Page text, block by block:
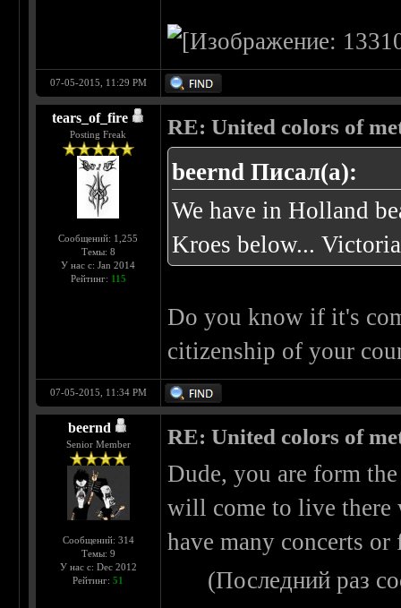
07-05-2015, 11:29 PM
tears_of_fire
Posting Freak
Сообщений: 1,255
Темы: 8
У нас с: Jan 2014
Рейтинг: 115
RE: United colors of
beernd Писал(а):
We have in Holland
Kroes below...
Do you know if it's
citizenship of your
07-05-2015, 11:34 PM
beernd
Senior Member
Сообщений: 314
Темы: 9
У нас с: Dec 2012
Рейтинг:51
RE: United colors of
Dude, you are form
will come to live there
have many concerts or
(Последний раз